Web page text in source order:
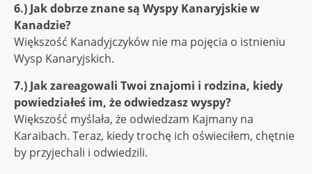
6.) Jak dobrze znane są Wyspy Kanaryjskie w
Kanadzie?
Większość Kanadyjczyków nie ma pojęcia o istnieniu
Wysp Kanaryjskich.
7.) Jak zareagowali Twoi znajomi i rodzina, kiedy
powiedziałeś im, że odwiedzasz wyspy?
Większość myślała, że ​​odwiedzam Kajmany na
Karaibach. Teraz, kiedy trochę ich oświeciłem, chętnie
by przyjechali i odwiedzili.